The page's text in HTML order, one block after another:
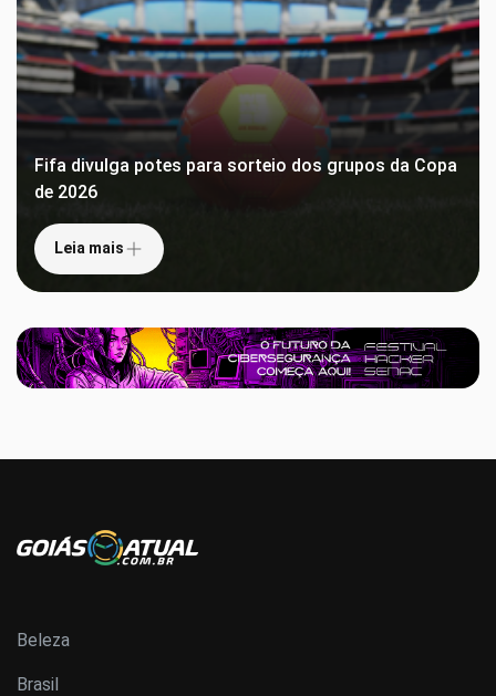
Fifa divulga potes para sorteio dos grupos da Copa
de 2026
Leia mais
Beleza
Brasil